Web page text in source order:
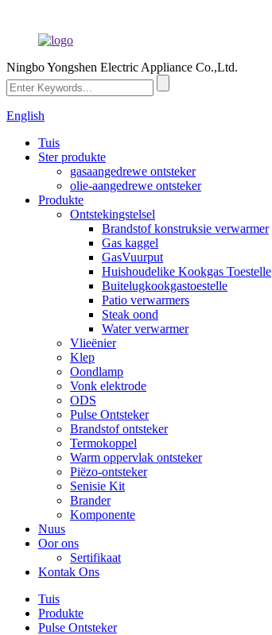
Ningbo Yongshen Electric Appliance Co.,Ltd.
English
Tuis
Ster produkte
gasaangedrewe ontsteker
olie-aangedrewe ontsteker
Produkte
Ontstekingstelsel
Brandstof konstruksie verwarmer
Gas kaggel
GasVuurput
Huishoudelike Kookgas Toestelle
Buitelugkookgastoestelle
Patio verwarmers
Steak oond
Water verwarmer
Vlieënier
Klep
Oondlamp
Vonk elektrode
ODS
Pulse Ontsteker
Brandstof ontsteker
Termokoppel
Warm oppervlak ontsteker
Piëzo-ontsteker
Senisie Kit
Brander
Komponente
Nuus
Oor ons
Sertifikaat
Kontak Ons
Tuis
Produkte
Pulse Ontsteker